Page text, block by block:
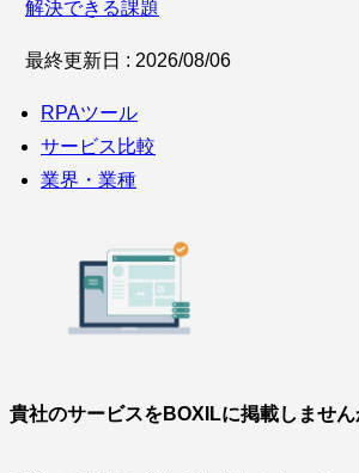
解決できる課題
最終更新日 : 2026/08/06
RPAツール
サービス比較
業界・業種
貴社のサービスをBOXILに掲載しません